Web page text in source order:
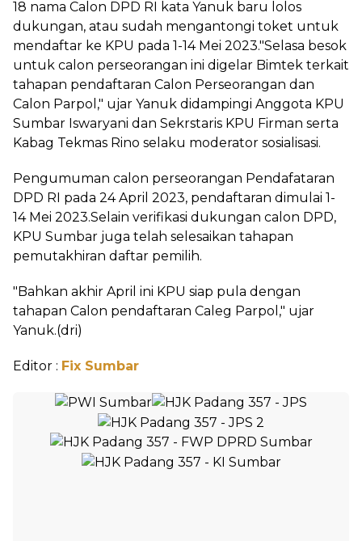
18 nama Calon DPD RI kata Yanuk baru lolos
dukungan, atau sudah mengantongi toket untuk
mendaftar ke KPU pada 1-14 Mei 2023."Selasa besok
untuk calon perseorangan ini digelar Bimtek terkait
tahapan pendaftaran Calon Perseorangan dan
Calon Parpol," ujar Yanuk didampingi Anggota KPU
Sumbar Iswaryani dan Sekrstaris KPU Firman serta
Kabag Tekmas Rino selaku moderator sosialisasi.
Pengumuman calon perseorangan Pendafataran
DPD RI pada 24 April 2023, pendaftaran dimulai 1-
14 Mei 2023.Selain verifikasi dukungan calon DPD,
KPU Sumbar juga telah selesaikan tahapan
pemutakhiran daftar pemilih.
"Bahkan akhir April ini KPU siap pula dengan
tahapan Calon pendaftaran Caleg Parpol," ujar
Yanuk.(dri)
Editor : Fix Sumbar